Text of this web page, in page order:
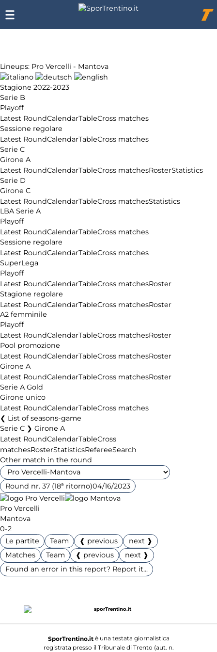
Lineups: Pro Vercelli - Mantova
Stagione 2022-2023
Serie B
Playoff
Latest RoundCalendarTableCross matches
Sessione regolare
Latest RoundCalendarTableCross matches
Serie C
Girone A
Latest RoundCalendarTableCross matchesRosterStatistics
Serie D
Girone C
Latest RoundCalendarTableCross matchesStatistics
LBA Serie A
Playoff
Latest RoundCalendarTableCross matches
Sessione regolare
Latest RoundCalendarTableCross matches
SuperLega
Playoff
Latest RoundCalendarTableCross matchesRoster
Stagione regolare
Latest RoundCalendarTableCross matchesRoster
A2 femminile
Playoff
Latest RoundCalendarTableCross matchesRoster
Pool promozione
Latest RoundCalendarTableCross matchesRoster
Girone A
Latest RoundCalendarTableCross matchesRoster
Serie A Gold
Girone unico
Latest RoundCalendarTableCross matches
List of seasons-game
Serie C ❯ Girone A
Latest RoundCalendarTableCross
matchesRosterStatisticsRefereeSearch
Other match in the round
Round nr. 37 (18ª ritorno)04/16/2023
Pro Vercelli
Mantova
0-2
Le partite
Team ❰ previous
next ❱
Matches
Team ❰ previous
next ❱
Found an error in this report? Report it...
SporTrentino.itè una testata giornalistica
registrata presso il Tribunale di Trento (aut. n.
Chi
siamo
Affiliazione